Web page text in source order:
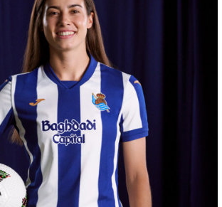
HERRERA
12